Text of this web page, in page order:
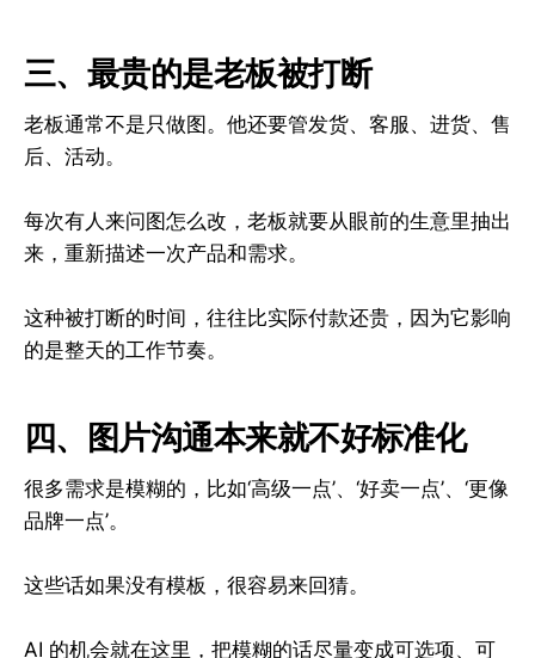
三、最贵的是老板被打断
老板通常不是只做图。他还要管发货、客服、进货、售
后、活动。
每次有人来问图怎么改，老板就要从眼前的生意里抽出
来，重新描述一次产品和需求。
这种被打断的时间，往往比实际付款还贵，因为它影响
的是整天的工作节奏。
四、图片沟通本来就不好标准化
很多需求是模糊的，比如‘高级一点’、‘好卖一点’、‘更像
品牌一点’。
这些话如果没有模板，很容易来回猜。
AI 的机会就在这里，把模糊的话尽量变成可选项、可